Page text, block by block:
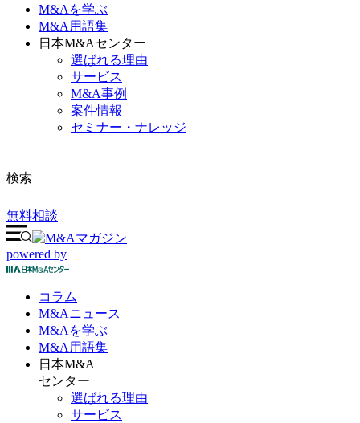
M&Aを学ぶ
M&A用語集
日本M&Aセンター
選ばれる理由
サービス
M&A事例
案件情報
セミナー・ナレッジ
検索
無料相談
powered by
コラム
M&Aニュース
M&Aを学ぶ
M&A 用語集
日本M&A
センター
選ばれる理由
サービス